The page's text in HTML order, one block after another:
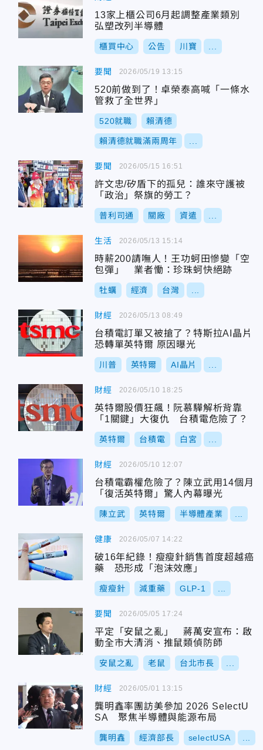
13家上櫃公司6月起調整產業類別
弘塑改列半導體
櫃買中心 公告 川寶
要聞
520前做到了！卓榮泰高喊「一條水
管救了全世界」
520就職 賴清德
賴清德就職滿兩周年
2026/05/19 13:15
要聞
許文忠/矽盾下的孤兒：誰來守護被
「政治」祭旗的勞工？
普利司通 關廠 資遣
2026/05/15 16:51
生活
時薪200請嘸人！王功蚵田慘變「空
包彈」 業者慟：珍珠蚵快絕跡
牡蠣 經濟 台灣
2026/05/13 15:14
財經
台積電訂單又被搶了？特斯拉AI晶片
恐轉單英特爾 原因曝光
川普 英特爾 AI晶片
2026/05/13 08:49
財經
英特爾股價狂飆！阮慕驊解析背靠
「1關鍵」大復仇 台積電危險了？
英特爾 台積電 白宮
2026/05/10 18:25
財經
台積電霸權危險了？陳立武用14個月
「復活英特爾」驚人內幕曝光
陳立武 英特爾 半導體產業
2026/05/10 12:07
健康
破16年紀錄！瘦瘦針銷售首度超越癌
藥 恐形成「泡沫效應」
瘦瘦針 減重藥 GLP-1
2026/05/07 14:22
要聞
平定「安鼠之亂」 蔣萬安宣布：啟
動全市大清消、推鼠類偵防師
安鼠之亂 老鼠 台北市長
2026/05/05 17:24
財經
龔明鑫率團訪美參加 2026 SelectU
SA 聚焦半導體與能源布局
龔明鑫 經濟部長 selectUSA
2026/05/01 13:15